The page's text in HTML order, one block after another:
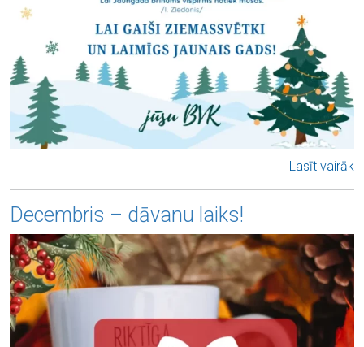
Lasīt vairāk
Decembris – dāvanu laiks!